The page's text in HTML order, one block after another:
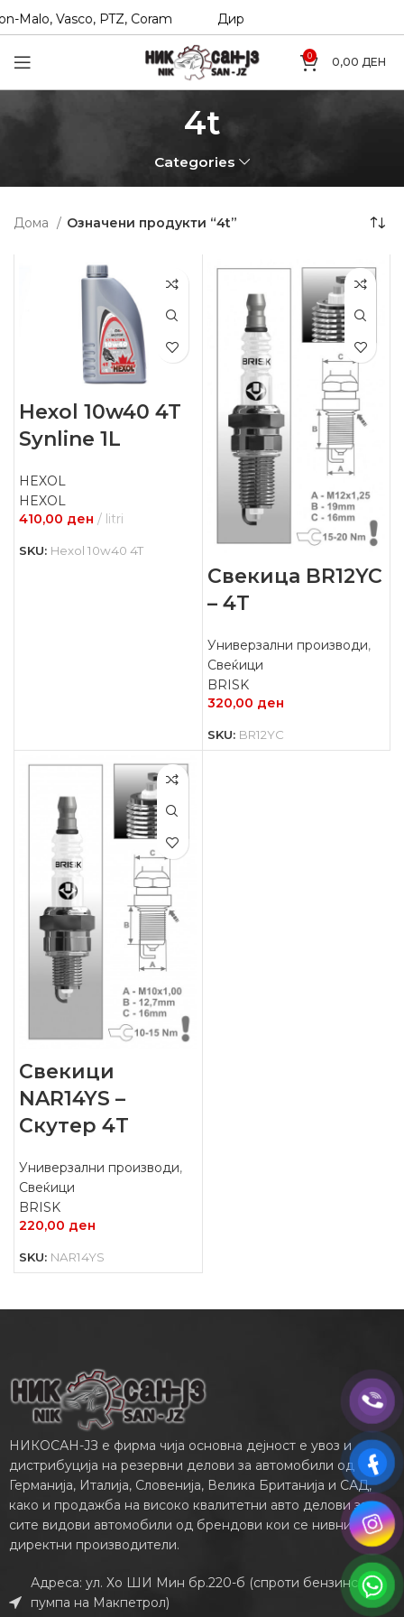
Malo, Vasco, PTZ, Coram Директни увозници на
0 0,00 ДЕН
4t
Categories
Дома Означени продукти “4t”
Hexol 10w40 4T
Synline 1L
HEXOL
HEXOL
410,00 ден litri
SKU: Hexol 10w40 4T
Свекица BR12YC
– 4Т
Универзални производи,
Свеќици
BRISK
320,00 ден
SKU: BR12YC
Свекици
NAR14YS –
Скутер 4Т
Универзални производи,
Свеќици
BRISK
220,00 ден
SKU: NAR14YS
НИКОСАН-ЈЗ е фирма чија основна дејност е увоз и
дистрибуција на резервни делови за автомобили од
Германија, Италија, Словенија, Велика Британија и САД,
како и продажба на високо квалитетни авто делови за
сите видови автомобили од брендови кои се нивни
директни производители.
Адреса: ул. Хо ШИ Мин бр.220-б (спроти бензинската
пумпа на Макпетрол)